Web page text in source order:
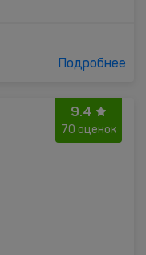
Подробнее
9.4
70 оценок